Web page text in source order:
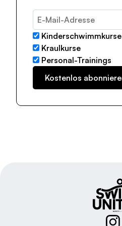
Kinderschwimmkurse
Kraulkurse
Personal-Trainings